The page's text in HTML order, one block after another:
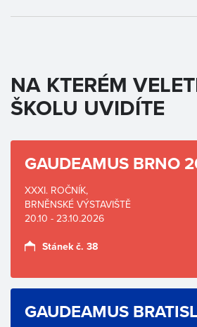
NA KTERÉM
ŠKOLU UVIDÍTE
GAUDEAMUS BRNO
XXXI. ROČNÍK,
BRNĚNSKÉ VÝSTAVIŠTĚ
20.10 - 23.10.2026
Stánek č. 38
GAUDEAMUS